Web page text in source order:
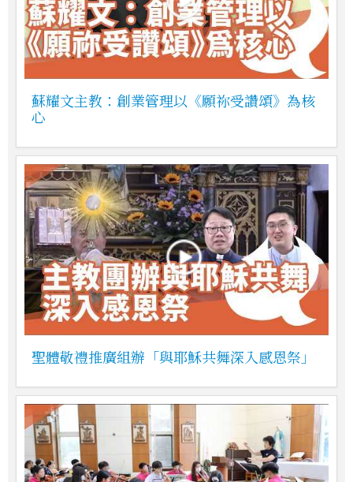
蘇耀文主教：創業管理以《願祢受讚頌》為核
心
聖體敬禮推廣組辦「與耶穌共舞深入感恩祭」